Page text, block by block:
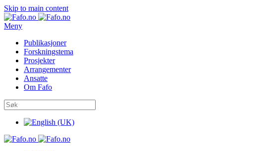
Skip to main content
Meny
Publikasjoner
Forskningstema
Prosjekter
Arrangementer
Ansatte
Om Fafo